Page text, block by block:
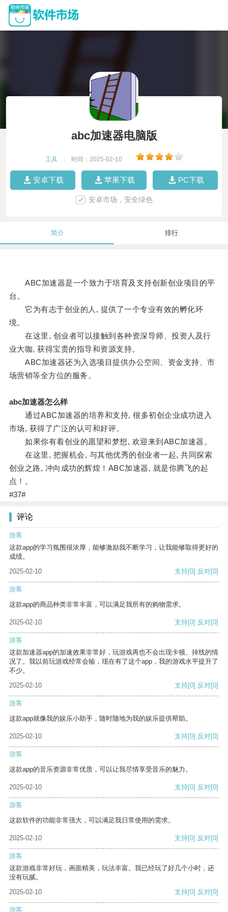
abc加速器电脑版
工具 时间：2025-02-10
安卓下载 苹果下载 PC下载
安卓市场，安全绿色
简介 排行
ABC加速器是一个致力于培育及支持创新创业项目的平
台。
它为有志于创业的人, 提供了一个专业有效的孵化环
境。
在这里, 创业者可以接触到各种资深导师、投资人及行
业大咖, 获得宝贵的指导和资源支持。
ABC加速器还为入选项目提供办公空间、资金支持、市
场营销等全方位的服务。
abc加速器怎么样
通过ABC加速器的培养和支持, 很多初创企业成功进入
市场, 获得了广泛的认可和好评。
如果你有着创业的愿望和梦想, 欢迎来到ABC加速器。
在这里, 把握机会, 与其他优秀的创业者一起, 共同探索
创业之路, 冲向成功的辉煌！ABC加速器, 就是你腾飞的起
点！。
#37#
评论
游客
这款app的学习氛围很浓厚，能够激励我不断学习，让我能够取得更好的
成绩。
2025-02-10
支持[0] 反对[0]
游客
这款app的商品种类非常丰富，可以满足我所有的购物需求。
2025-02-10 支持[0] 反对[0]
游客
这款加速器app的加速效果非常好，玩游戏再也不会出现卡顿、掉线的情
况了。我以前玩游戏经常会输，现在有了这个app，我的游戏水平提升了
不少。
2025-02-10
支持[0] 反对[0]
游客
这款app就像我的娱乐小助手，随时随地为我的娱乐提供帮助。
2025-02-10 支持[0] 反对[0]
游客
这款app的音乐资源非常优质，可以让我尽情享受音乐的魅力。
2025-02-10 支持[0] 反对[0]
游客
这款软件的功能非常强大，可以满足我日常使用的需求。
2025-02-10 支持[0] 反对[0]
游客
这款游戏非常好玩，画面精美，玩法丰富。我已经玩了好几个小时，还
没有玩腻。
2025-02-10
支持[0] 反对[0]
游客